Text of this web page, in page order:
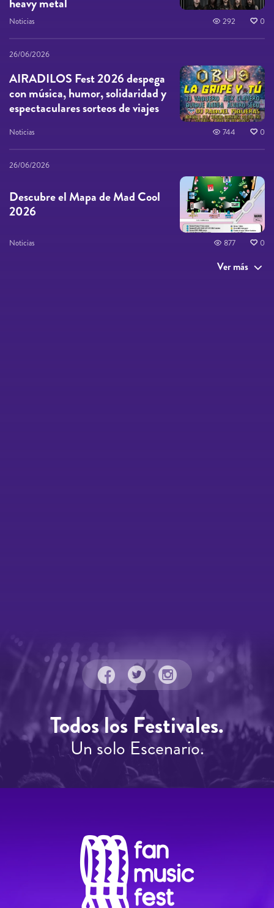
Noticias 292 0
26/06/2026
AIRADILOS Fest 2026 despega
con música, humor, solidaridad y
espectaculares sorteos de viajes
Noticias 744 0
26/06/2026
Descubre el Mapa de Mad Cool
2026
Noticias 877 0
Ver más
Todos los Festivales.
Un solo Escenario.